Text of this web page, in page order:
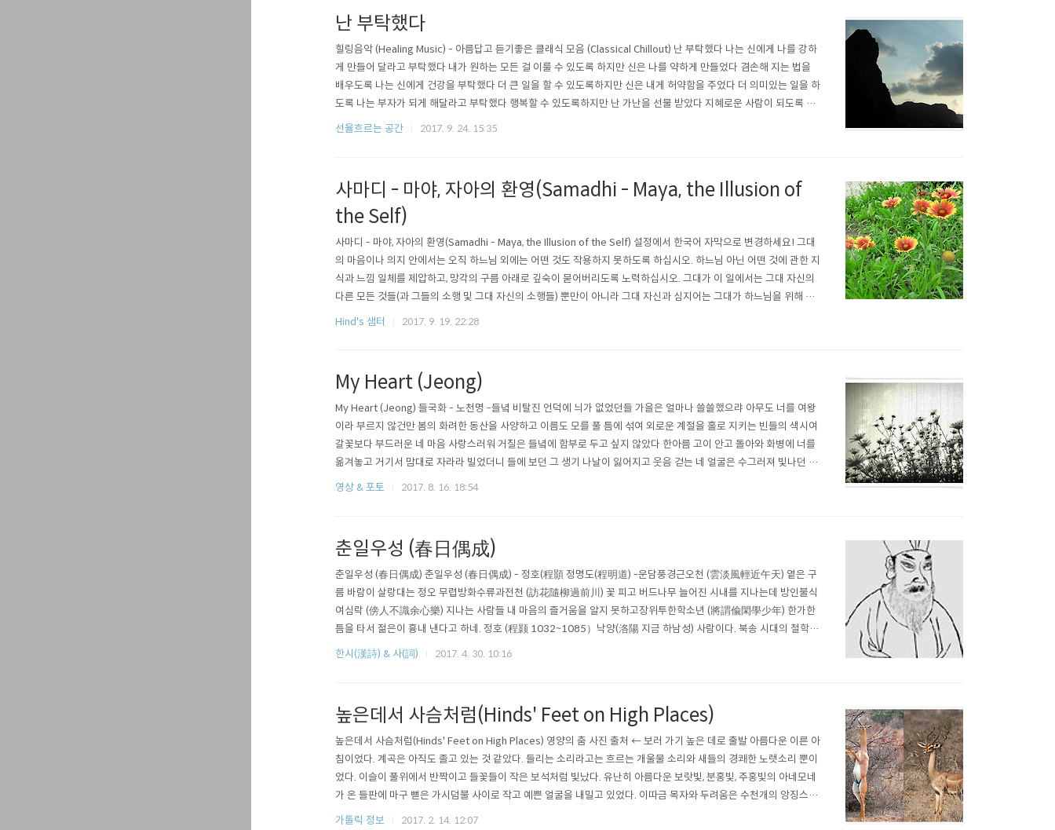
난 부탁했다
힐링음악 (Healing Music) - 아름답고 듣기좋은 클래식 모음 (Classical Chillout) 난 부탁했다 나는 신에게 나를 강하
게 만들어 달라고 부탁했다 내가 원하는 모든 걸 이룰 수 있도록 하지만 신은 나를 약하게 만들었다 겸손해 지는 법을
배우도록 나는 신에게 건강을 부탁했다 더 큰 일을 할 수 있도록하지만 신은 내게 허약함을 주었다 더 의미있는 일을 하
도록 나는 부자가 되게 해달라고 부탁했다 행복할 수 있도록하지만 난 가난을 선물 받았다 지혜로운 사람이 되도록 나
는 재능을 달라고 부탁했다 그래서 사람들의 찬사를 받을 수 있도록하지만 난 열등감을 선물받았다 신의 필요성을 느
선율흐르는 공간 2017. 9. 24. 15:35
사마디 - 마야, 자아의 환영(Samadhi - Maya, the Illusion of
the Self)
사마디 - 마야, 자아의 환영(Samadhi - Maya, the Illusion of the Self) 설정에서 한국어 자막으로 변경하세요! 그대
의 마음이나 의지 안에서는 오직 하느님 외에는 어떤 것도 작용하지 못하도록 하십시오. 하느님 아닌 어떤 것에 관한 지
식과 느낌 일체를 제압하고, 망각의 구름 아래로 깊숙이 묻어버리도록 노력하십시오. 그대가 이 일에서는 그대 자신의
다른 모든 것들(과 그들의 소행 및 그대 자신의 소행들) 뿐만이 아니라 그대 자신과 심지어는 그대가 하느님을 위해 해
낸 일들까지도 잊어야 한다는 사실을 명심하지 않으면 안 됩니다. 왜냐하면 바로 이것이 스스로가 사랑하는 상대를 자
Hind's 샘터 2017. 9. 19. 22:28
My Heart (Jeong)
My Heart (Jeong) 들국화 - 노천명 -들녘 비탈진 언덕에 늬가 없었던들 가을은 얼마나 쓸쓸했으랴 아무도 너를 여왕
이라 부르지 않건만 봄의 화려한 동산을 사양하고 이름도 모를 풀 틈에 섞여 외로운 계절을 홀로 지키는 빈들의 색시여
갈꽃보다 부드러운 네 마음 사랑스러워 거칠은 들녘에 함부로 두고 싶지 않았다 한아름 고이 안고 돌아와 화병에 너를
옮겨놓고 거기서 맘대로 자라라 빌었더니 들에 보던 그 생기 나날이 잃어지고 웃음 걷는 네 얼굴은 수그러져 빛나던 모
양은 한잎 두잎 두병 병들어갔다 아침마다 병이 넘는 맑은 물도 들녘의 한 방울 이슬만 못하더냐 너는 끝내 거칠은 들녘
영상 & 포토 2017. 8. 16. 18:54
춘일우성 (春日偶成)
춘일우성 (春日偶成) 춘일우성 (春日偶成) - 정호(程顥 정명도(程明道) -운담풍경근오천 (雲淡風輕近午天) 옅은 구
름 바람이 살랑대는 정오 무렵방화수류과전천 (訪花隨柳過前川) 꽃 피고 버드나무 늘어진 시내를 지나는데 방인불식
여심락 (傍人不識余心樂) 지나는 사람들 내 마음의 즐거움을 알지 못하고장위투한학소년 (將謂偸閑學少年) 한가한
틈을 타서 젊은이 흉내 낸다고 하네. 정호 (程颢 1032~1085）낙양(洛陽 지금 하남성) 사람이다. 북송 시대의 철학자,
교육자, 북송 이학(理學)의 기초를 세웠다. 호는 명도(明道), 자는 백순(伯淳), 휘(諡)는 순공(純公) 그의 아우 이천(伊
한시(漢詩) & 사(詞) 2017. 4. 30. 10:16
높은데서 사슴처럼(Hinds' Feet on High Places)
높은데서 사슴처럼(Hinds' Feet on High Places) 영양의 춤 사진 출처 ← 보러 가기 높은 데로 출발 아름다운 이른 아
침이었다. 계곡은 아직도 졸고 있는 것 같았다. 들리는 소리라고는 흐르는 개울물 소리와 새들의 경쾌한 노랫소리 뿐이
었다. 이슬이 풀위에서 반짝이고 들꽃들이 작은 보석처럼 빛났다. 유난히 아름다운 보랏빛, 분홍빛, 주홍빛의 아네모네
가 온 들판에 마구 뻗은 가시덤불 사이로 작고 예쁜 얼굴을 내밀고 있었다. 이따금 목자와 두려움은 수천개의 앙징스런
꽃들이 한데 어우러져 아름답기 그지 얺는 융단을 이룬 꽃 들판을 지나갔다. 한번은 목자가 걸음을 멈추어 그 꽃들을 어
가톨릭 정보 2017. 2. 14. 12:07